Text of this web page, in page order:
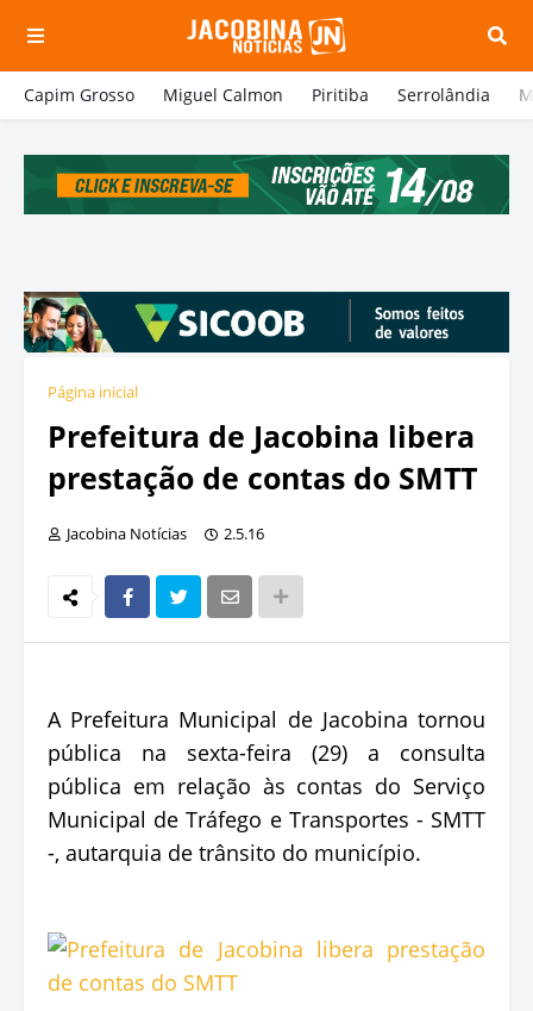
Capim Grosso Miguel Calmon Piritiba Serrolândia
Página inicial
Prefeitura de Jacobina libera
prestação de contas do SMTT
Jacobina Notícias 2.5.16
A Prefeitura Municipal de Jacobina tornou
pública na sexta-feira (29) a consulta
pública em relação às contas do Serviço
Municipal de Tráfego e Transportes - SMTT
-, autarquia de trânsito do município.